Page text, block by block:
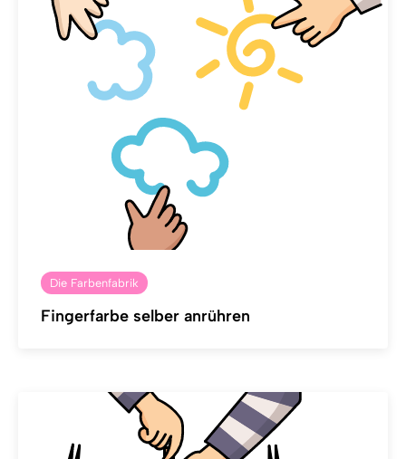
Die Farbenfabrik
Fingerfarbe selber anrühren